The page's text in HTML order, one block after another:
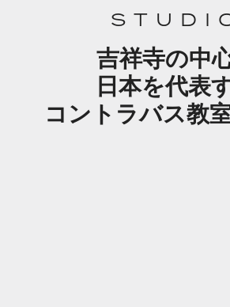
吉祥寺の中
日本を代表
コントラバス教